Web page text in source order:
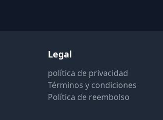
Legal
política de privacidad
Términos y condiciones
Política de reembolso